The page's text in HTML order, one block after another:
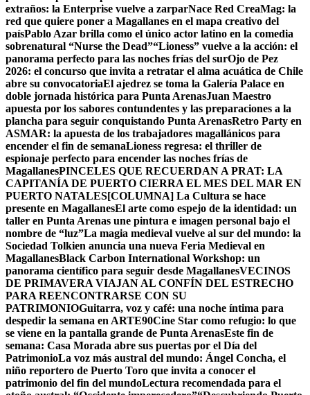
extraños: la Enterprise vuelve a zarparNace Red CreaMag: la
red que quiere poner a Magallanes en el mapa creativo del
paísPablo Azar brilla como el único actor latino en la comedia
sobrenatural “Nurse the Dead”“Lioness” vuelve a la acción: el
panorama perfecto para las noches frías del surOjo de Pez
2026: el concurso que invita a retratar el alma acuática de Chile
abre su convocatoriaEl ajedrez se toma la Galería Palace en
doble jornada histórica para Punta ArenasJuan Maestro
apuesta por los sabores contundentes y las preparaciones a la
plancha para seguir conquistando Punta ArenasRetro Party en
ASMAR: la apuesta de los trabajadores magallánicos para
encender el fin de semanaLioness regresa: el thriller de
espionaje perfecto para encender las noches frías de
MagallanesPINCELES QUE RECUERDAN A PRAT: LA
CAPITANÍA DE PUERTO CIERRA EL MES DEL MAR EN
PUERTO NATALES[COLUMNA] La Cultura se hace
presente en MagallanesEl arte como espejo de la identidad: un
taller en Punta Arenas une pintura e imagen personal bajo el
nombre de “luz”La magia medieval vuelve al sur del mundo: la
Sociedad Tolkien anuncia una nueva Feria Medieval en
MagallanesBlack Carbon International Workshop: un
panorama científico para seguir desde MagallanesVECINOS
DE PRIMAVERA VIAJAN AL CONFÍN DEL ESTRECHO
PARA REENCONTRARSE CON SU
PATRIMONIOGuitarra, voz y café: una noche íntima para
despedir la semana en ARTE90Cine Star como refugio: lo que
se viene en la pantalla grande de Punta ArenasEste fin de
semana: Casa Morada abre sus puertas por el Día del
PatrimonioLa voz más austral del mundo: Ángel Concha, el
niño reportero de Puerto Toro que invita a conocer el
patrimonio del fin del mundoLectura recomendada para el